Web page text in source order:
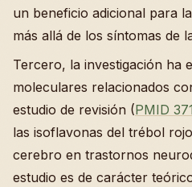
un beneficio adicional para
más allá de los síntomas de
Tercero, la investigación ha
moleculares relacionados
estudio de revisión (PMID
las isoflavonas del trébol
cerebro en trastornos
estudio es de carácter